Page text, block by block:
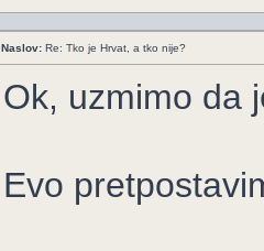
Naslov: Re: Tko je Hrvat, a tko nije?
Ok, uzmimo da
Evo